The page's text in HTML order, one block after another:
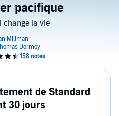
pacifique
change la vie
de Standard
30 jours